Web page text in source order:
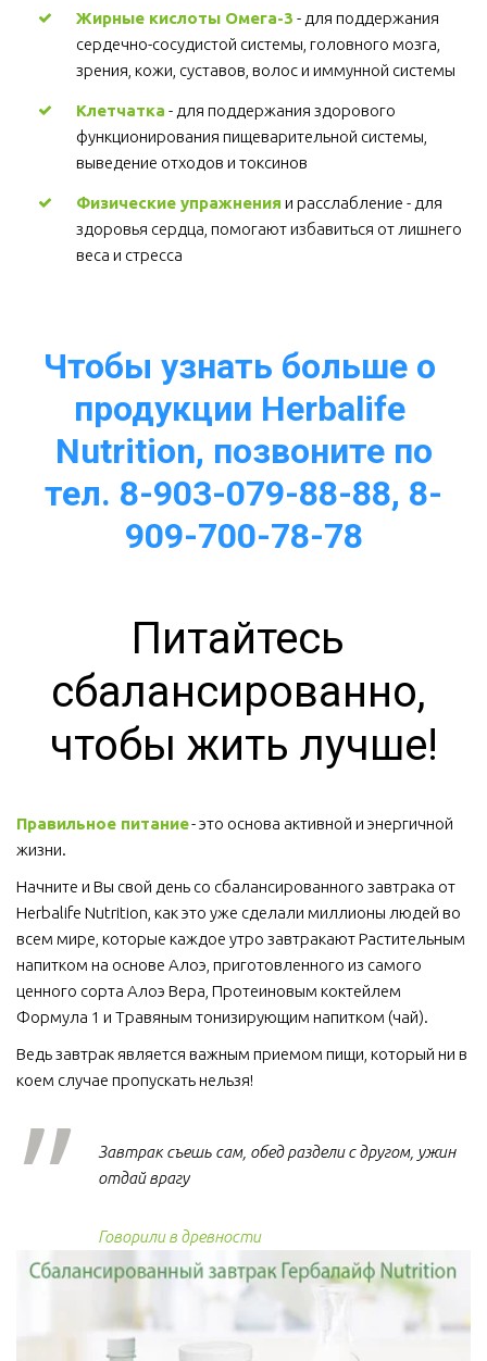
Жирные кислоты Омега-3 - для поддержания
сердечно-сосудистой системы, головного мозга,
зрения, кожи, суставов, волос и иммунной системы
Клетчатка - для поддержания здорового
функционирования пищеварительной системы,
выведение отходов и токсинов
Физические упражнения и расслабление - для
здоровья сердца, помогают избавиться от лишнего
веса и стресса
Чтобы узнать больше о
продукции Herbalife
Nutrition, позвоните по
тел. 8-903-079-88-88, 8-
909-700-78-78
Питайтесь
сбалансированно,
чтобы жить лучше!
Правильное питание - это основа активной и энергичной
жизни.
Начните и Вы свой день со сбалансированного завтрака от
Herbalife Nutrition, как это уже сделали миллионы людей во
всем мире, которые каждое утро завтракают Растительным
напитком на основе Алоэ, приготовленного из самого
ценного сорта Алоэ Вера, Протеиновым коктейлем
Формула 1 и Травяным тонизирующим напитком (чай).
Ведь завтрак является важным приемом пищи, который ни в
коем случае пропускать нельзя!
Завтрак съешь сам, обед раздели с другом, ужин
отдай врагу
Говорили в древности